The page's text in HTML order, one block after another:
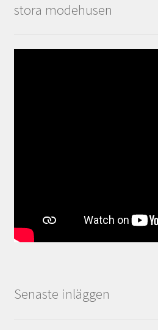
stora modehusen
Senaste inläggen